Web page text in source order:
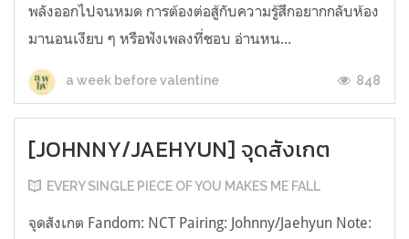
พลังออกไปจนหมด การต้องต่อสู้กับความรู้สึกอยากกลับห้อง
มานอนเงียบ ๆ หรือฟังเพลงที่ชอบ อ่านหน...
a week before valentine 848
[JOHNNY/JAEHYUN] จุดสังเกต
EVERY SINGLE PIECE OF YOU MAKES ME FALL
จุดสังเกต Fandom: NCT Pairing: Johnny/Jaehyun Note: